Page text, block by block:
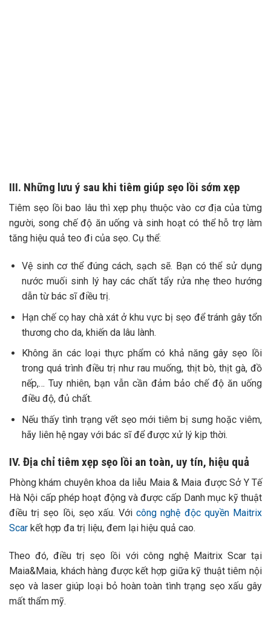
III. Những lưu ý sau khi tiêm giúp sẹo lồi sớm xẹp
Tiêm sẹo lồi bao lâu thì xẹp phụ thuộc vào cơ địa của từng
người, song chế độ ăn uống và sinh hoạt có thể hỗ trợ làm
tăng hiệu quả teo đi của sẹo. Cụ thể:
Vệ sinh cơ thể đúng cách, sạch sẽ. Bạn có thể sử dụng
nước muối sinh lý hay các chất tẩy rửa nhẹ theo hướng
dẫn từ bác sĩ điều trị.
Hạn chế cọ hay chà xát ở khu vực bị sẹo để tránh gây tổn
thương cho da, khiến da lâu lành.
Không ăn các loại thực phẩm có khả năng gây sẹo lồi
trong quá trình điều trị như rau muống, thịt bò, thịt gà, đồ
nếp,… Tuy nhiên, bạn vẫn cần đảm bảo chế độ ăn uống
điều độ, đủ chất.
Nếu thấy tình trạng vết sẹo mới tiêm bị sưng hoặc viêm,
hãy liên hệ ngay với bác sĩ để được xử lý kịp thời.
IV. Địa chỉ tiêm xẹp sẹo lồi an toàn, uy tín, hiệu quả
Phòng khám chuyên khoa da liễu Maia & Maia được Sở Y Tế
Hà Nội cấp phép hoạt động và được cấp Danh mục kỹ thuật
điều trị sẹo lồi, sẹo xấu. Vớicông nghệ độc quyền Maitrix
Scar kết hợp đa trị liệu, đem lại hiệu quả cao.
Theo đó, điều trị sẹo lồi với công nghệ Maitrix Scar tại
Maia&Maia, khách hàng được kết hợp giữa kỹ thuật tiêm nội
sẹo và laser giúp loại bỏ hoàn toàn tình trạng sẹo xấu gây
mất thẩm mỹ.